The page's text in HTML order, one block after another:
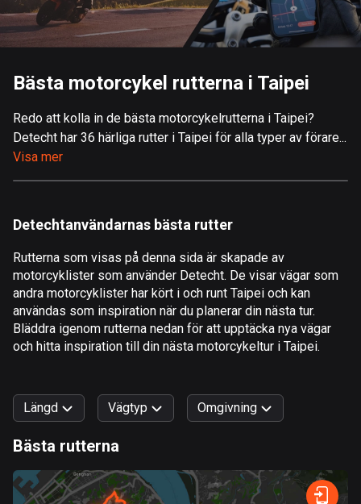
Storbritannien
115094 rutter
9 rutter
517 rutter
Albanien
Algeriet
175 rutter
Amerikanska Jungfruöarna
1 rutt
61 rutter
Angola
1 rutt
Antigua och Barbuda
Bästa motorcykel rutterna i Taipei
Redo att kolla in de bästa motorcykelrutterna i Taipei?
Detecht har 36 härliga rutter i Taipei för alla typer av förare...
Visa mer
Detechtanvändarnas bästa rutter
Rutterna som visas på denna sida är skapade av
motorcyklister som använder Detecht. De visar vägar som
andra motorcyklister har kört i och runt Taipei och kan
användas som inspiration när du planerar din nästa tur.
Bläddra igenom rutterna nedan för att upptäcka nya vägar
och hitta inspiration till din nästa motorcykeltur i Taipei.
Längd Vägtyp
Snabb Terräng Kurvig
Omgivning
Skog Berg Vatten Fält Stad
Bästa rutterna